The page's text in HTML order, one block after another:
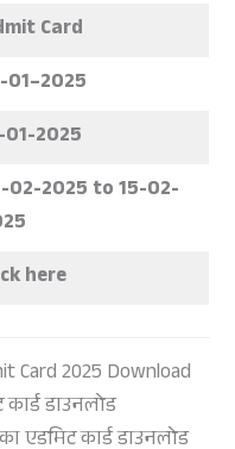
Card
01–2025
01-2025
02-2025 to 15-02-
here
Card 2025 Download
डाउनलोड
एडमिट कार्ड डाउनलोड